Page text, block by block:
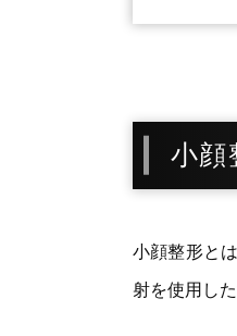
小顔
小顔整形と
射を使用し